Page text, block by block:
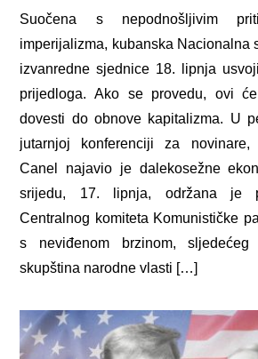
Suočena s nepodnošljivim
imperijalizma, kubanska Nacionalna
izvanredne sjednice 18. lipnja
prijedloga. Ako se provedu, ovi
dovesti do obnove kapitalizma. U
jutarnjoj konferenciji za novinare,
Canel najavio je dalekosežne
srijedu, 17. lipnja, održana je
Centralnog komiteta Komunističke
s neviđenom brzinom, sljedećeg
skupština narodne vlasti […]